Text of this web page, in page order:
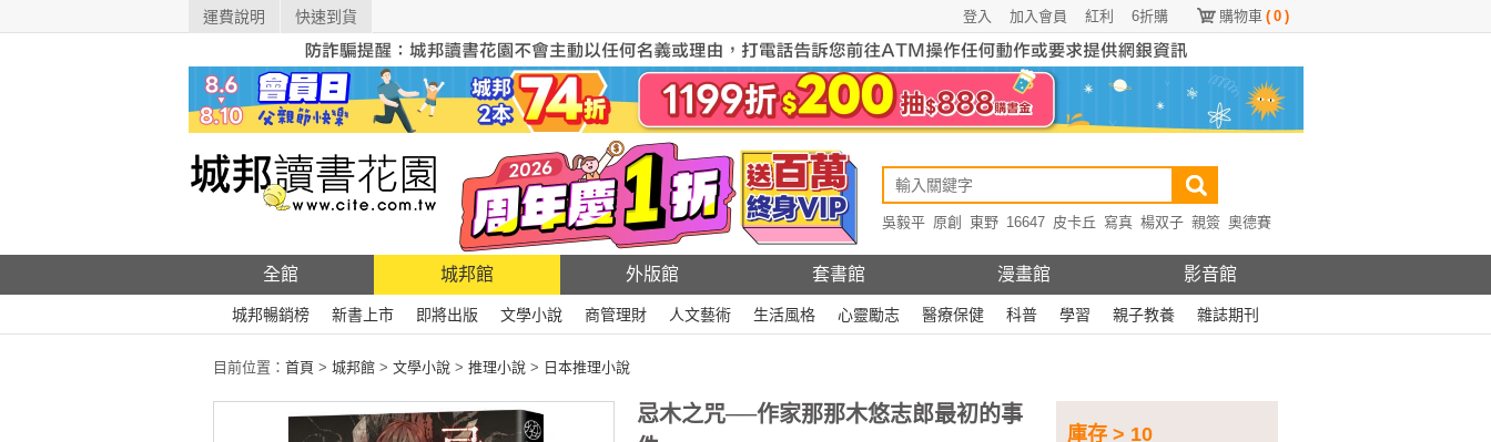
運費說明 快速到貨 購物車 ( 0 )
6折購
紅利
加入會員
登入
吳毅平 原創 東野 16647 皮卡丘 寫真 楊双子 親簽 奧德賽
全館 城邦館 外版館 套書館 漫畫館 影音館
城邦暢銷榜 新書上市 即將出版 文學小說 商管理財 人文藝術 生活風格 心靈勵志 醫療保健 科普 學習 親子教養 雜誌期刊
目前位置： 首頁 > 城邦館 > 文學小說 > 推理小說 > 日本推理小說
庫存 > 10
忌木之咒──作家那那木悠志郎最初的事